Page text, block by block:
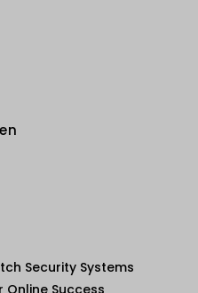
Security Systems
Online Success